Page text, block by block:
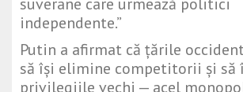
suverane care urmează politici
independente.”
Putin a afirmat că țările
să își elimine competitorii și să
privilegiile vechi — acel